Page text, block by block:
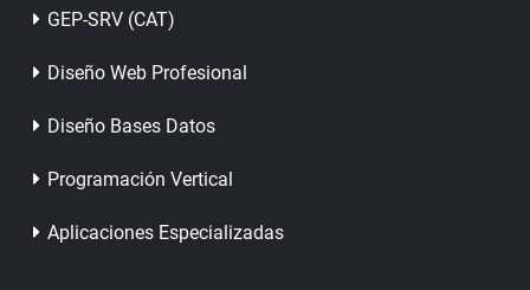
GEP-SRV (CAT)
Diseño Web Profesional
Diseño Bases Datos
Programación Vertical
Aplicaciones Especializadas